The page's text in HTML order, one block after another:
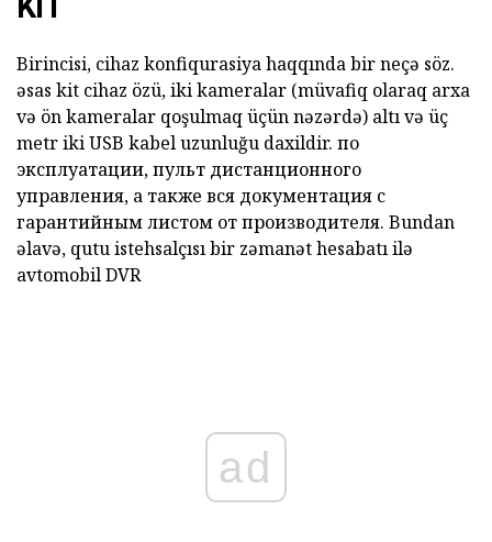
Birincisi, cihaz konfiqurasiya haqqında bir neçə söz.
əsas kit cihaz özü, iki kameralar (müvafiq olaraq arxa
və ön kameralar qoşulmaq üçün nəzərdə) altı və üç
metr iki USB kabel uzunluğu daxildir. по
эксплуатации, пульт дистанционного
управления, а также вся документация с
гарантийным листом от производителя. Bundan
əlavə, qutu istehsalçısı bir zəmanət hesabatı ilə
avtomobil DVR
ad